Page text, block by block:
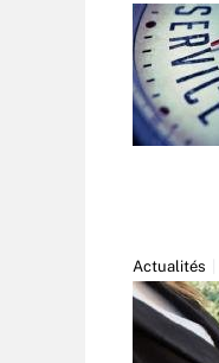
Actualités